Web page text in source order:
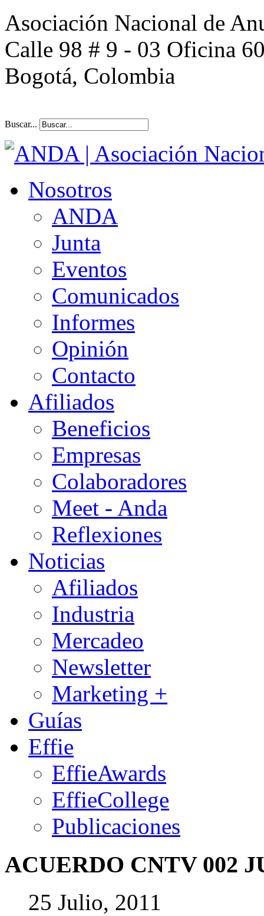
Asociación Nacional de
Calle 98 # 9 - 03 Oficina
Bogotá, Colombia
Buscar...
Nosotros
ANDA
Junta
Eventos
Comunicados
Informes
Opinión
Contacto
Afiliados
Beneficios
Empresas
Colaboradores
Meet - Anda
Reflexiones
Noticias
Afiliados
Industria
Mercadeo
Newsletter
Marketing +
Guías
Effie
EffieAwards
EffieCollege
Publicaciones
ACUERDO CNTV 002
25 Julio, 2011